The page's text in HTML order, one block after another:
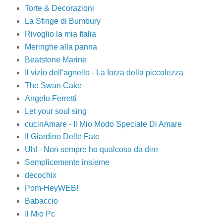
Torte & Decorazioni
La Sfinge di Bumbury
Rivoglio la mia Italia
Meringhe alla panna
Beatstone Marine
Il vizio dell'agnello - La forza della piccolezza
The Swan Cake
Angelo Ferretti
Let your soul sing
cucinAmare - Il Mio Modo Speciale Di Amare
Il Giardino Delle Fate
Uh! - Non sempre ho qualcosa da dire
Semplicemente insieme
decochix
Pom-HeyWEB!
Babaccio
Il Mio Pc